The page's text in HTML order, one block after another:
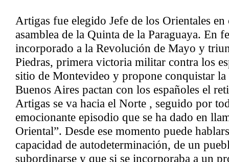
Artigas fue elegido Jefe de los Orientales
asamblea de la Quinta de la Paraguaya. En
incorporado a la Revolución de Mayo y
Piedras, primera victoria militar contra los
sitio de Montevideo y propone conquistar
Buenos Aires pactan con los españoles el
Artigas se va hacia el Norte , seguido por
emocionante episodio que se ha dado en
Oriental”. Desde ese momento puede
capacidad de autodeterminación, de un
subordinarse y que si se incorporaba a un